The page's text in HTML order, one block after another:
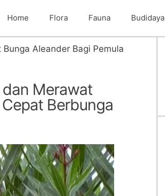
Home Flora Fauna Budidaya
Aleander Bagi Pemula
Merawat
Berbunga